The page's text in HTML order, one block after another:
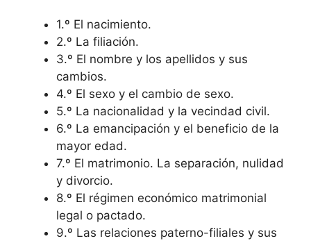
1.º El nacimiento.
2.º La filiación.
3.º El nombre y los apellidos y sus
cambios.
4.º El sexo y el cambio de sexo.
5.º La nacionalidad y la vecindad civil.
6.º La emancipación y el beneficio de la
mayor edad.
7.º El matrimonio. La separación, nulidad
y divorcio.
8.º El régimen económico matrimonial
legal o pactado.
9.º Las relaciones paterno-filiales y sus